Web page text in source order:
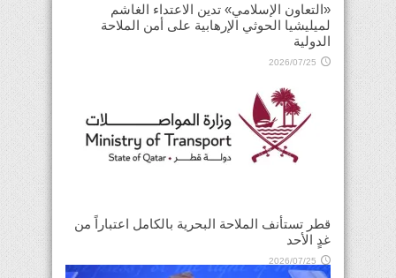
«التعاون الإسلامي» تدين الاعتداء الغاشم
لميليشيا الحوثي الإرهابية على أمن الملاحة
الدولية
2026/07/25
قطر تستأنف الملاحة البحرية بالكامل اعتباراً من
غدٍ الأحد
2026/07/25